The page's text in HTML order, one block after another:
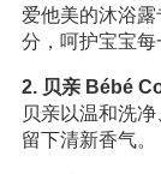
爱他美的沐浴
分，呵护宝宝每
2. 贝亲 Bébé
贝亲以温和洗
留下清新香气。